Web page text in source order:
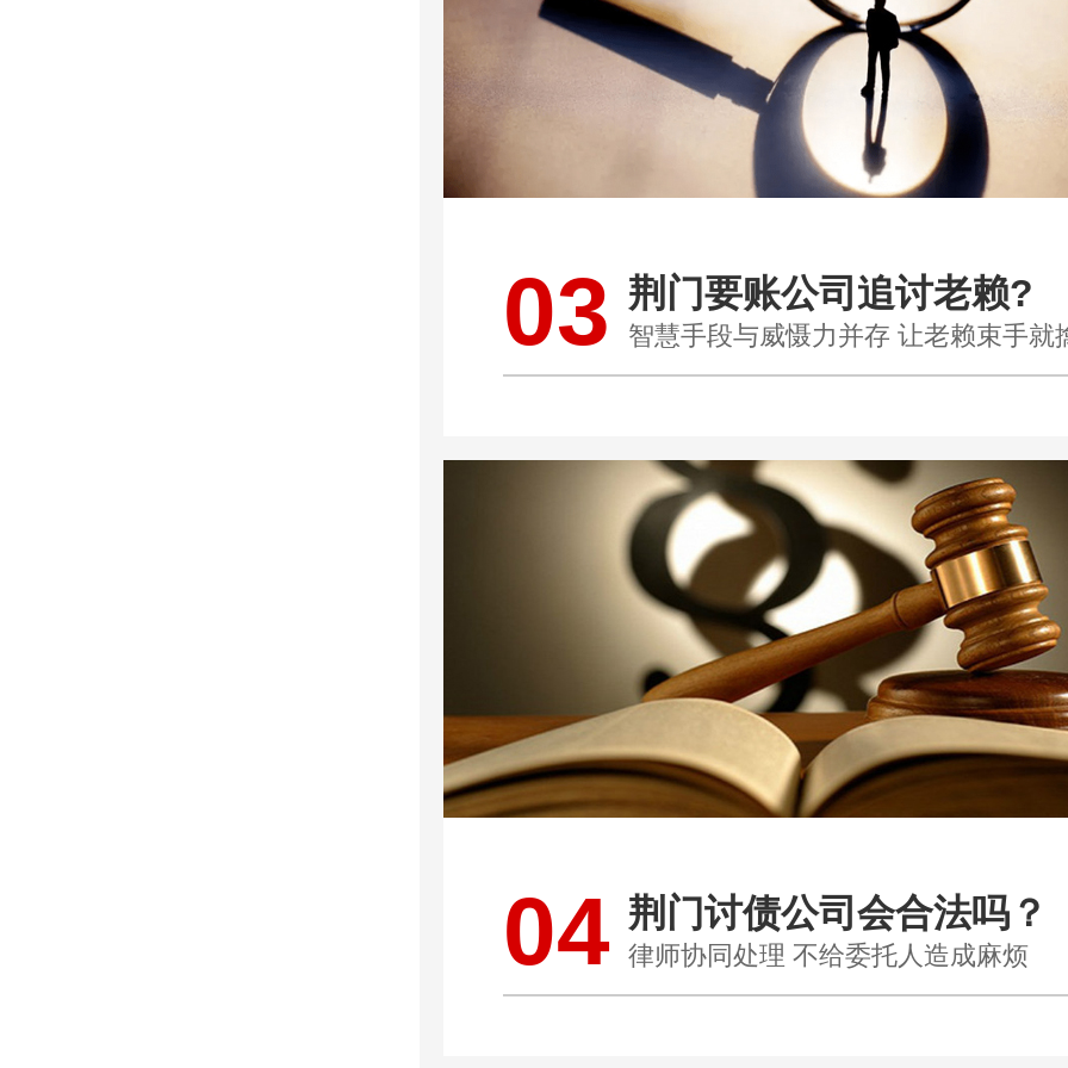
03 荆门要账公司追讨老赖?
智慧手段与威慑力并存 让老赖束手就
04 荆门讨债公司会合法吗？
律师协同处理 不给委托人造成麻烦